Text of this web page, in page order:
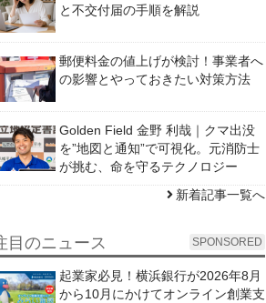
と不交付届の手順を解説
郵便料金の値上げが検討！事業者へ
の影響とやっておきたい対策方法
Golden Field 金野 利哉｜クマ出没
を”地図と通知”で可視化。元消防士
が挑む、命を守るテクノロジー
新着記事一覧へ
目のニュース SPONSORED
起業家必見！横浜銀行が2026年8月
から10月にかけてオンライン創業支